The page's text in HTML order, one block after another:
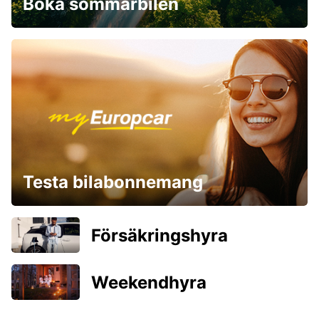
Boka sommarbilen
Testa bilabonnemang
Försäkringshyra
Weekendhyra